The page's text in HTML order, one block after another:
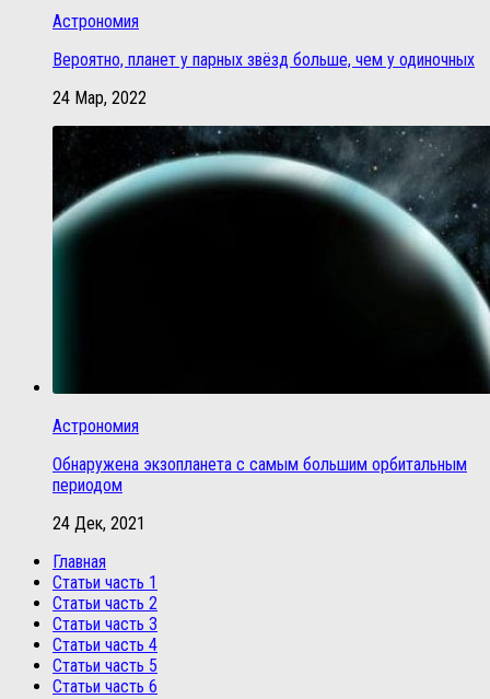
Астрономия
Вероятно, планет у парных звёзд больше, чем у одиночных
24 Мар, 2022
Астрономия
Обнаружена экзопланета с самым большим орбитальным
периодом
24 Дек, 2021
Главная
Статьи часть 1
Статьи часть 2
Статьи часть 3
Статьи часть 4
Статьи часть 5
Статьи часть 6